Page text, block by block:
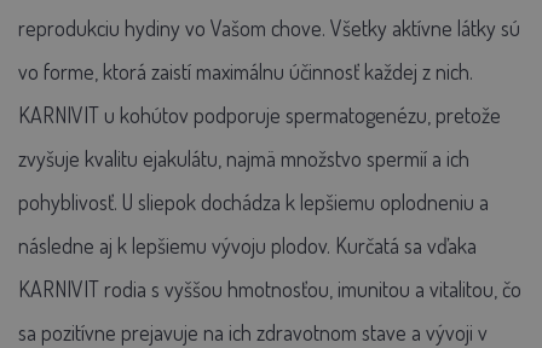
reprodukciu hydiny vo Vašom chove. Všetky aktívne látky sú
vo forme, ktorá zaistí maximálnu účinnosť každej z nich.
KARNIVIT u kohútov podporuje spermatogenézu, pretože
zvyšuje kvalitu ejakulátu, najmä množstvo spermií a ich
pohyblivosť. U sliepok dochádza k lepšiemu oplodneniu a
následne aj k lepšiemu vývoju plodov. Kurčatá sa vďaka
KARNIVIT rodia s vyššou hmotnosťou, imunitou a vitalitou, čo
sa pozitívne prejavuje na ich zdravotnom stave a vývoji v